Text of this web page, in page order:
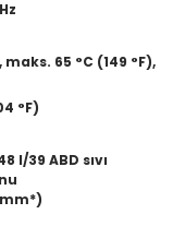
maks. 65 °C (149 °F),
°F)
l/39 ABD sıvı
mm*)